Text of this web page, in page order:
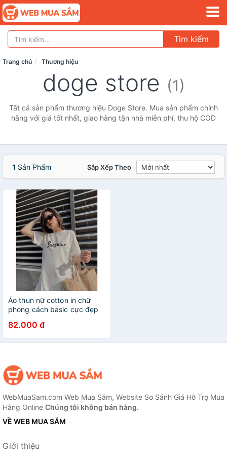
Tìm kiếm
Trang chủ Thương hiệu
doge store (1)
Tất cả sản phẩm thương hiệu Doge Store. Mua sản phẩm chính
hãng với giá tốt nhất, giao hàng tận nhà miễn phí, thu hộ COD
1 Sản Phẩm Sắp Xếp Theo
Áo thun nữ cotton in chữ
phong cách basic cực đẹp
82.000 đ
WebMuaSam.com Web Mua Sắm, Website So Sánh Giá Hỗ Trợ Mua
Hàng Online Chúng tôi không bán hàng.
VỀ WEB MUA SẮM
Giới thiệu